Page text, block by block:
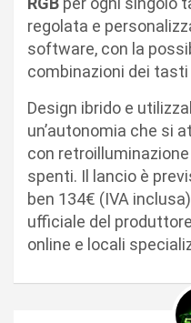
regolata e
software, con la
combinazioni dei
Design ibrido e
un’autonomia che si
con
spenti. Il lancio è
ben 134€ (IVA
ufficiale del
online e locali